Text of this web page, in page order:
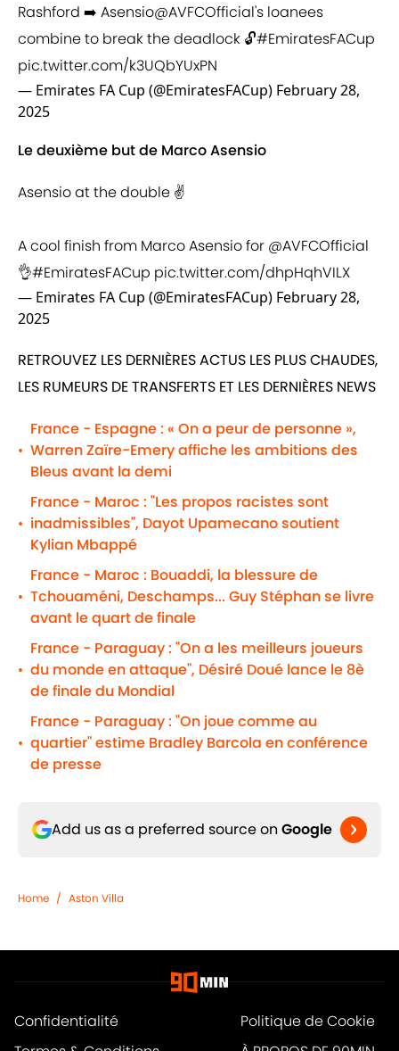
Rashford ➡️ Asensio@AVFCOfficial's loanees
combine to break the deadlock 🔓#EmiratesFACup
pic.twitter.com/k3UQbYUxPN
— Emirates FA Cup (@EmiratesFACup) February 28,
2025
Le deuxième but de Marco Asensio
Asensio at the double ✌️
A cool finish from Marco Asensio for @AVFCOfficial
👌#EmiratesFACup pic.twitter.com/dhpHqhVILX
— Emirates FA Cup (@EmiratesFACup) February 28,
2025
RETROUVEZ LES DERNIÈRES ACTUS LES PLUS CHAUDES,
LES RUMEURS DE TRANSFERTS ET LES DERNIÈRES NEWS
•
France - Espagne : « On a peur de personne »,
Warren Zaïre-Emery affiche les ambitions des
Bleus avant la demi
•
France - Maroc : "Les propos racistes sont
inadmissibles", Dayot Upamecano soutient
Kylian Mbappé
•
France - Maroc : Bouaddi, la blessure de
Tchouaméni, Deschamps... Guy Stéphan se livre
avant le quart de finale
•
France - Paraguay : "On a les meilleurs joueurs
du monde en attaque", Désiré Doué lance le 8è
de finale du Mondial
•
France - Paraguay : "On joue comme au
quartier" estime Bradley Barcola en conférence
de presse
Add us as a preferred source on Google
Home / Aston Villa
Confidentialité
Politique de Cookie